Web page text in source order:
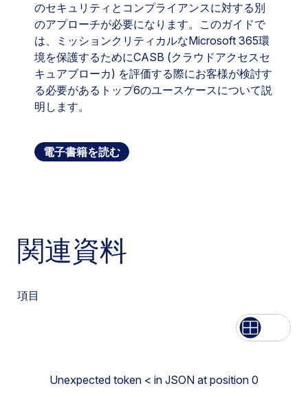
のセキュリティとコンプライアンスに対する別
のアプローチが必要になります。このガイドで
は、ミッションクリティカルなMicrosoft 365環
境を保護するためにCASB (クラウドアクセスセ
キュアブローカ) を評価する際にお客様が検討す
る必要があるトップ6のユースケースについて説
明します。
電子書籍を読む
関連資料
項目
List Grid
Unexpected token < in JSON at position 0